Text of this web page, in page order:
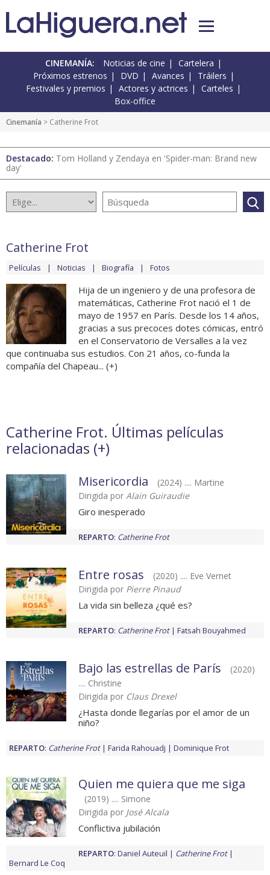
CINEMANÍA: Noticias de cine
Cartelera
Próximos estrenos
DVD Avances
Tráilers
Festivales y premios
Actores y actrices
Carteles
Box-office
Cinemanía > Catherine Frot
Destacado: Tom Holland y Zendaya en 'Spider-man: Brand new
day'
Catherine Frot
Películas Noticias Biografía Fotos
Hija de un ingeniero y de una profesora de
matemáticas, Catherine Frot nació el 1 de
mayo de 1957 en París. Desde los 14 años,
gracias a sus precoces dotes cómicas, entró
en el Conservatorio de Versalles a la vez
que continuaba sus estudios. Con 21 años, co-funda la
compañía del Chapeau... (+)
Catherine Frot. Últimas películas
relacionadas (+)
Misericordia
(2024) .... Martine
Dirigida por Alain Guiraudie
Giro inesperado
REPARTO: Catherine Frot
Entre rosas
(2020) .... Eve Vernet
Dirigida por Pierre Pinaud
La vida sin belleza ¿qué es?
REPARTO: Catherine Frot Fatsah Bouyahmed
Bajo las estrellas de París
(2020)
.... Christine
Dirigida por Claus Drexel
¿Hasta donde llegarías por el amor de un
niño?
REPARTO: Catherine Frot Farida Rahouadj Dominique Frot
Quien me quiera que me siga
(2019) .... Simone
Dirigida por José Alcala
Conflictiva jubilación
REPARTO: Daniel Auteuil
Catherine Frot
Bernard Le Coq